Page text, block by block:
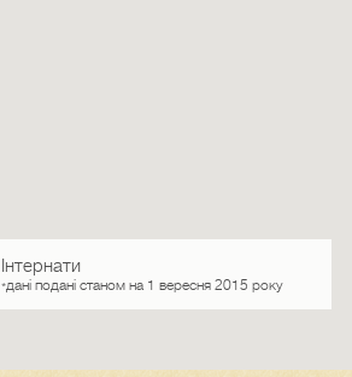
Інтернати
*дані подані станом на 1 вересня 2015 року